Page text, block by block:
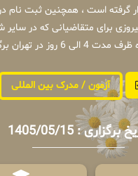
گرفته است ، همچنین ثبت نام
برای متقاضیانی که در سایر
برگزار میشوند .
آزمون / مدرک بین المللی
برگزاری : 1405/05/15